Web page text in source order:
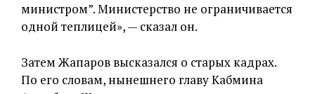
министром”. Министерство не ограничивается
одной теплицей», — сказал он.
Затем Жапаров высказался о старых кадрах.
По его словам, нынешнего главу Кабмина